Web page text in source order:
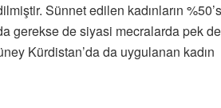
Sünnet edilen kadınların
gerekse de siyasi mecralarda pek de
Kürdistan’da da uygulanan kadın